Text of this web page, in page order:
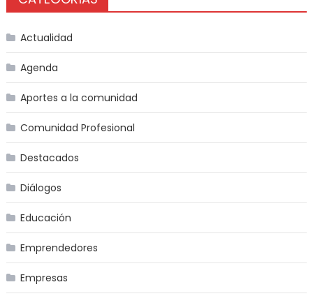
Actualidad
Agenda
Aportes a la comunidad
Comunidad Profesional
Destacados
Diálogos
Educación
Emprendedores
Empresas